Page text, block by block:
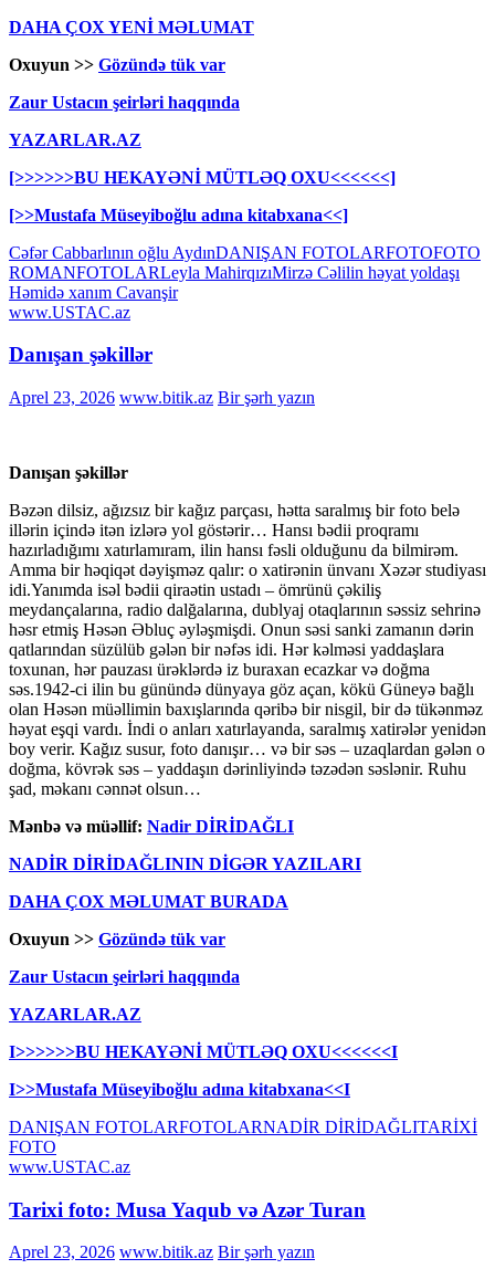
DAHA ÇOX YENİ MƏLUMAT
Oxuyun >> Gözündə tük var
Zaur Ustacın şeirləri haqqında
YAZARLAR.AZ
[>>>>>>BU HEKAYƏNİ MÜTLƏQ OXU<<<<<<]
[>>Mustafa Müseyiboğlu adına kitabxana<<]
Cəfər Cabbarlının oğlu AydınDANIŞAN FOTOLARFOTOFOTO
ROMANFOTOLARLeyla MahirqızıMirzə Cəlilin həyat yoldaşı
Həmidə xanım Cavanşir
www.USTAC.az
Danışan şəkillər
Aprel 23, 2026 www.bitik.az Bir şərh yazın
Danışan şəkillər
Bəzən dilsiz, ağızsız bir kağız parçası, hətta saralmış bir foto belə
illərin içində itən izlərə yol göstərir… Hansı bədii proqramı
hazırladığımı xatırlamıram, ilin hansı fəsli olduğunu da bilmirəm.
Amma bir həqiqət dəyişməz qalır: o xatirənin ünvanı Xəzər studiyası
idi.Yanımda isəl bədii qiraətin ustadı – ömrünü çəkiliş
meydançalarına, radio dalğalarına, dublyaj otaqlarının səssiz sehrinə
həsr etmiş Həsən Əbluç əyləşmişdi. Onun səsi sanki zamanın dərin
qatlarından süzülüb gələn bir nəfəs idi. Hər kəlməsi yaddaşlara
toxunan, hər pauzası ürəklərdə iz buraxan ecazkar və doğma
səs.1942-ci ilin bu günündə dünyaya göz açan, kökü Güneyə bağlı
olan Həsən müəllimin baxışlarında qəribə bir nisgil, bir də tükənməz
həyat eşqi vardı. İndi o anları xatırlayanda, saralmış xatirələr yenidən
boy verir. Kağız susur, foto danışır… və bir səs – uzaqlardan gələn o
doğma, kövrək səs – yaddaşın dərinliyində təzədən səslənir. Ruhu
şad, məkanı cənnət olsun…
Mənbə və müəllif: Nadir DİRİDAĞLI
NADİR DİRİDAĞLININ DİGƏR YAZILARI
DAHA ÇOX MƏLUMAT BURADA
Oxuyun >> Gözündə tük var
Zaur Ustacın şeirləri haqqında
YAZARLAR.AZ
I>>>>>>BU HEKAYƏNİ MÜTLƏQ OXU<<<<<<I
I>>Mustafa Müseyiboğlu adına kitabxana<<I
DANIŞAN FOTOLARFOTOLARNADİR DİRİDAĞLITARİXİ
FOTO
www.USTAC.az
Tarixi foto: Musa Yaqub və Azər Turan
Aprel 23, 2026 www.bitik.az Bir şərh yazın